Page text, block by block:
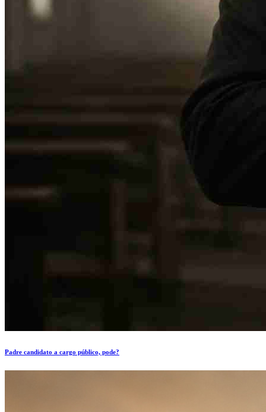
Padre candidato a cargo público, pode?